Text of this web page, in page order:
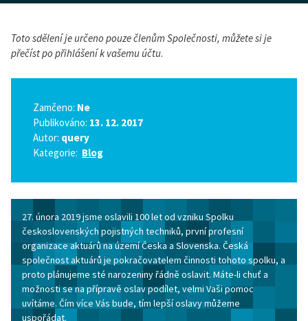
Toto sdělení je určeno pouze členům Společnosti, můžete si je
přečíst po přihlášení k vašemu účtu.
Zamčeno: Ne
Publikováno: 13. 12. 2017
Autor: query
Kategorie: Blog
27. února 2019 jsme oslavili 100 let od vzniku Spolku
československých pojistných techniků, první profesní
organizace aktuárů na území Česka a Slovenska. Česká
společnost aktuárů je pokračovatelem činnosti tohoto spolku, a
proto plánujeme sté narozeniny řádně oslavit. Máte-li chuť a
možnosti se na přípravě oslav podílet, velmi Vaši pomoc
uvítáme. Čím více Vás bude, tím lepší oslavy můžeme
uspořádat.